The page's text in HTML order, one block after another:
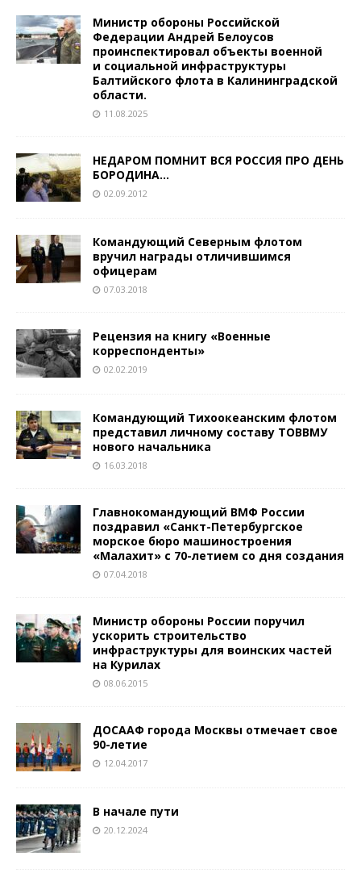
Министр обороны Российской
Федерации Андрей Белоусов
проинспектировал объекты военной
и социальной инфраструктуры
Балтийского флота в Калининградской
области.
11.08.2025
НЕДАРОМ ПОМНИТ ВСЯ РОССИЯ ПРО ДЕНЬ
БОРОДИНА…
02.09.2012
Командующий Северным флотом
вручил награды отличившимся
офицерам
07.03.2018
Рецензия на книгу «Военные
корреспонденты»
02.02.2019
Командующий Тихоокеанским флотом
представил личному составу ТОВВМУ
нового начальника
16.03.2018
Главнокомандующий ВМФ России
поздравил «Санкт-Петербургское
морское бюро машиностроения
«Малахит» с 70-летием со дня создания
07.04.2018
Министр обороны России поручил
ускорить строительство
инфраструктуры для воинских частей
на Курилах
08.06.2015
ДОСААФ города Москвы отмечает свое
90-летие
12.04.2017
В начале пути
20.12.2024